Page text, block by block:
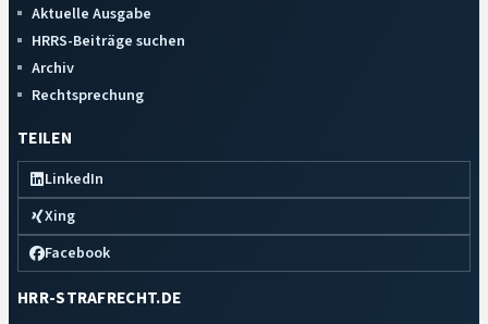
Aktuelle Ausgabe
HRRS-Beiträge suchen
Archiv
Rechtsprechung
TEILEN
LinkedIn
Xing
Facebook
HRR-STRAFRECHT.DE